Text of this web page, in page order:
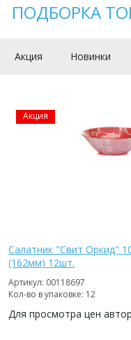
ПОДБОРКА
Акция Новинки
Акция
Салатник "Свит Оркид"
(162мм) 12шт.
Артикул: 00118697
Кол-во в упаковке: 12
Для просмотра цен